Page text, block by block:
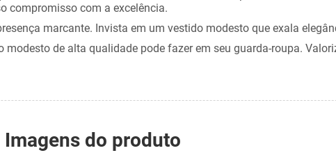
compromisso com a excelência.
marcante. Invista em um vestido modesto que exala
de alta qualidade pode fazer em seu guarda-roupa.
Imagens do produto